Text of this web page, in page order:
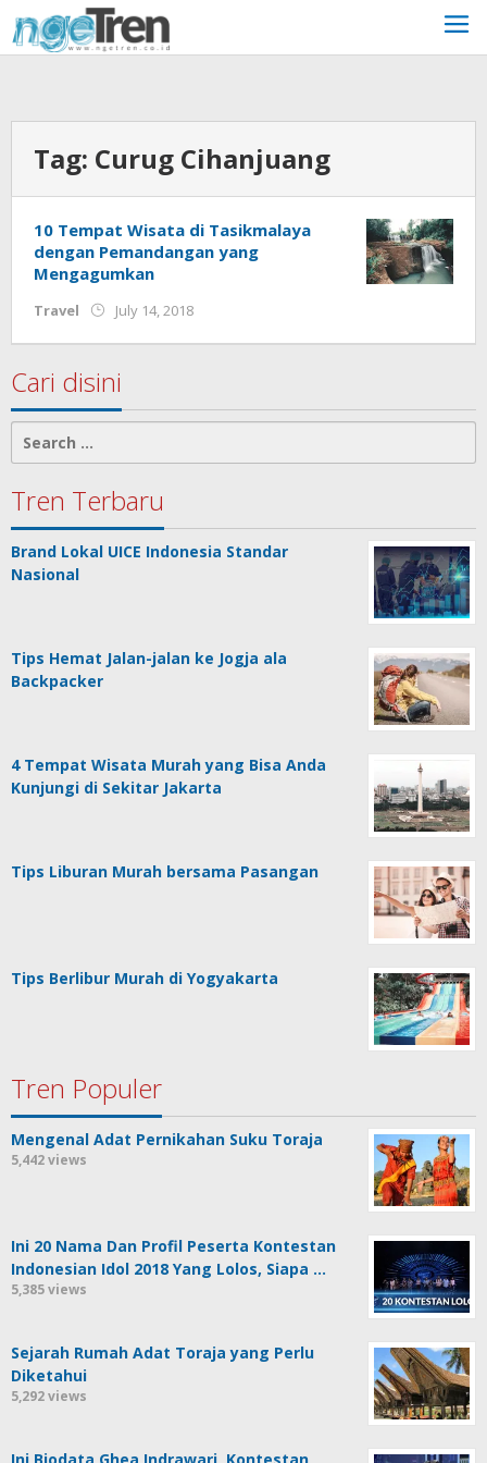
to
content
Tag: Curug Cihanjuang
10 Tempat Wisata di Tasikmalaya
dengan Pemandangan yang
Mengagumkan
Travel July 14, 2018
JP
Cari disini
for:
Tren Terbaru
Brand Lokal UICE Indonesia Standar
Nasional
Tips Hemat Jalan-jalan ke Jogja ala
Backpacker
4 Tempat Wisata Murah yang Bisa Anda
Kunjungi di Sekitar Jakarta
Tips Liburan Murah bersama Pasangan
Tips Berlibur Murah di Yogyakarta
Tren Populer
Mengenal Adat Pernikahan Suku Toraja
5,442 views
Ini 20 Nama Dan Profil Peserta Kontestan
Indonesian Idol 2018 Yang Lolos, Siapa …
5,385 views
Sejarah Rumah Adat Toraja yang Perlu
Diketahui
5,292 views